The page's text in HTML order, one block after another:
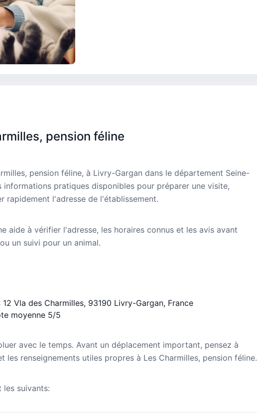
pension féline
pension féline, à Livry-Gargan dans le département Seine-
informations pratiques disponibles pour préparer une visite,
rapidement l'adresse de l'établissement.
aide à vérifier l'adresse, les horaires connus et les avis avant
un suivi pour un animal.
Vla des Charmilles, 93190 Livry-Gargan, France
moyenne 5/5
avec le temps. Avant un déplacement important, pensez à
les renseignements utiles propres à Les Charmilles, pension féline.
les suivants: